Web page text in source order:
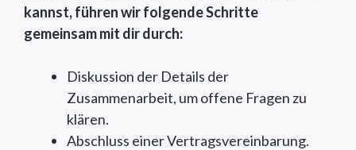
kannst, führen wir folgende Schritte
gemeinsam mit dir durch:
Diskussion der Details der
Zusammenarbeit, um offene Fragen zu
klären.
Abschluss einer Vertragsvereinbarung.